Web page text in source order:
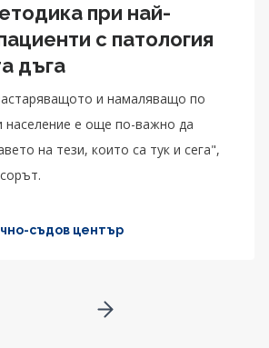
при най-
с патология
дъга
и намаляващо по
население е още по-важно да
на тези, които са тук и сега",
съдов център
Go to next page